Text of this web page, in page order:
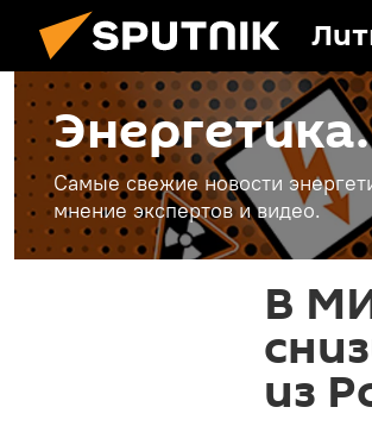
Самые свежие новости
мнение экспертов и видео.
В
из